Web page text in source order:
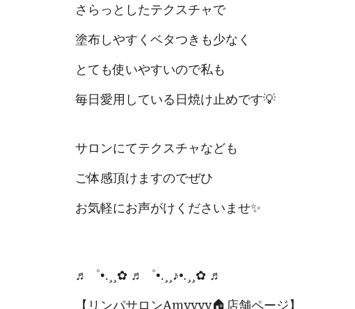
さらっとしたテクスチャで
塗布しやすくベタつきも少なく
とても使いやすいので私も
毎日愛用している日焼け止めです💡
サロンにてテクスチャなども
ご体感頂けますのでぜひ
お気軽にお声がけくださいませ✨️
♬゜•.¸¸✿ ♬゜•.¸¸♪•.¸¸✿ ♬
【リンパサロンAmyyyy🏠店舗ページ】